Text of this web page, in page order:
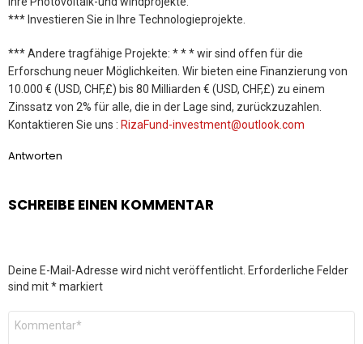
*** Investieren Sie in Ihre Technologieprojekte.
*** Andere tragfähige Projekte: * * * wir sind offen für die
Erforschung neuer Möglichkeiten. Wir bieten eine Finanzierung von
10.000 € (USD, CHF,£) bis 80 Milliarden € (USD, CHF,£) zu einem
Zinssatz von 2% für alle, die in der Lage sind, zurückzuzahlen.
Kontaktieren Sie uns : RizaFund-investment@outlook.com
Antworten
SCHREIBE EINEN KOMMENTAR
Deine E-Mail-Adresse wird nicht veröffentlicht. Erforderliche Felder
sind mit*markiert
Kommentar